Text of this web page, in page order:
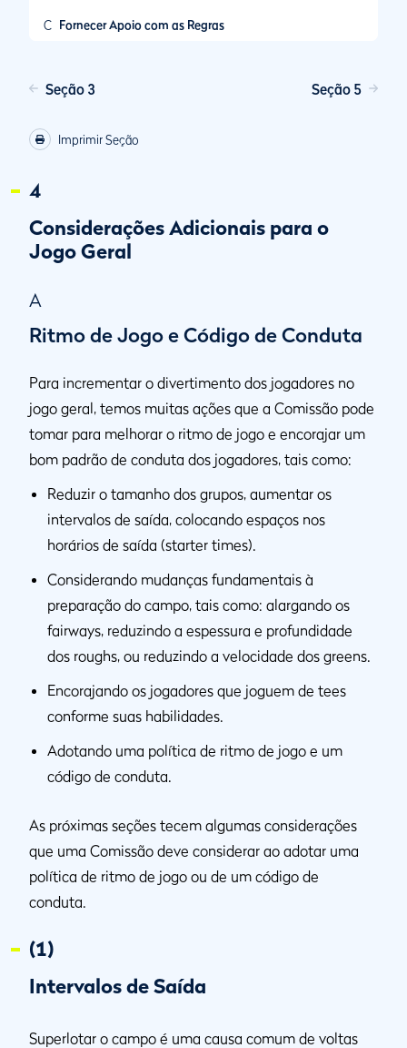
C Fornecer Apoio com as Regras
Seção 3 Seção 5
Imprimir Seção
4
Considerações Adicionais para o
Jogo Geral
A
Ritmo de Jogo e Código de Conduta
Para incrementar o divertimento dos jogadores no
jogo geral, temos muitas ações que a Comissão pode
tomar para melhorar o ritmo de jogo e encorajar um
bom padrão de conduta dos jogadores, tais como:
Reduzir o tamanho dos grupos, aumentar os
intervalos de saída, colocando espaços nos
horários de saída (starter times).
Considerando mudanças fundamentais à
preparação do campo, tais como: alargando os
fairways, reduzindo a espessura e profundidade
dos roughs, ou reduzindo a velocidade dos greens.
Encorajando os jogadores que joguem de tees
conforme suas habilidades.
Adotando uma política de ritmo de jogo e um
código de conduta.
As próximas seções tecem algumas considerações
que uma Comissão deve considerar ao adotar uma
política de ritmo de jogo ou de um código de
conduta.
(1)
Intervalos de Saída
Superlotar o campo é uma causa comum de voltas